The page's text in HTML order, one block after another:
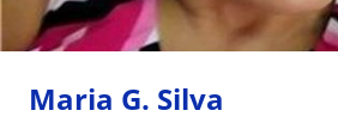
Maria G. Silva